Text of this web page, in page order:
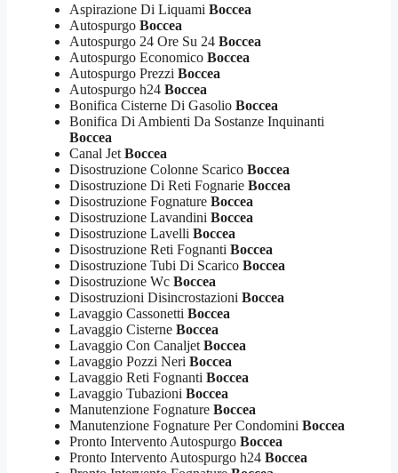
Aspirazione Di Liquami Boccea
Autospurgo Boccea
Autospurgo 24 Ore Su 24 Boccea
Autospurgo Economico Boccea
Autospurgo Prezzi Boccea
Autospurgo h24 Boccea
Bonifica Cisterne Di Gasolio Boccea
Bonifica Di Ambienti Da Sostanze Inquinanti
Boccea
Canal Jet Boccea
Disostruzione Colonne Scarico Boccea
Disostruzione Di Reti Fognarie Boccea
Disostruzione Fognature Boccea
Disostruzione Lavandini Boccea
Disostruzione Lavelli Boccea
Disostruzione Reti Fognanti Boccea
Disostruzione Tubi Di Scarico Boccea
Disostruzione Wc Boccea
Disostruzioni Disincrostazioni Boccea
Lavaggio Cassonetti Boccea
Lavaggio Cisterne Boccea
Lavaggio Con Canaljet Boccea
Lavaggio Pozzi Neri Boccea
Lavaggio Reti Fognanti Boccea
Lavaggio Tubazioni Boccea
Manutenzione Fognature Boccea
Manutenzione Fognature Per Condomini Boccea
Pronto Intervento Autospurgo Boccea
Pronto Intervento Autospurgo h24 Boccea